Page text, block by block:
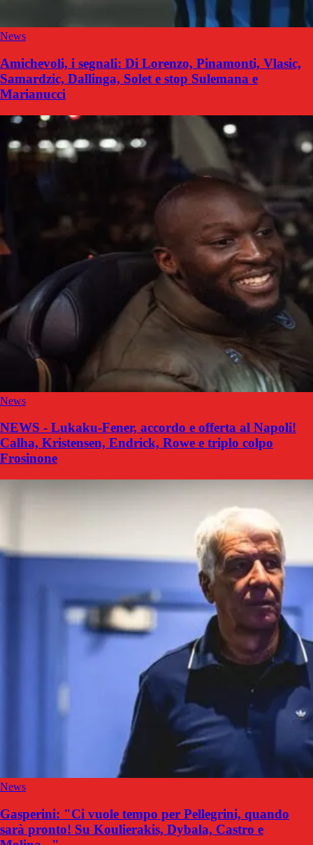
News
Amichevoli, i segnali: Di Lorenzo, Pinamonti, Vlasic,
Samardzic, Dallinga, Solet e stop Sulemana e
Marianucci
News
NEWS - Lukaku-Fener, accordo e offerta al Napoli!
Calha, Kristensen, Endrick, Rowe e triplo colpo
Frosinone
News
Gasperini: "Ci vuole tempo per Pellegrini, quando
sarà pronto! Su Koulierakis, Dybala, Castro e